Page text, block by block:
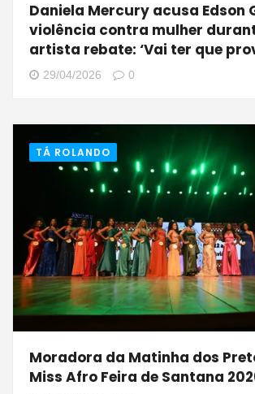
Daniela Mercury acusa Edson
violência contra mulher
artista rebate: ‘Vai ter que
29/04/2026 0
TÁ ROLANDO
Moradora da Matinha dos
Miss Afro Feira de Santana